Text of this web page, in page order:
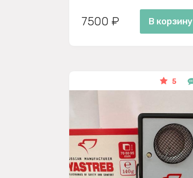
7500 ₽ В корзину
5